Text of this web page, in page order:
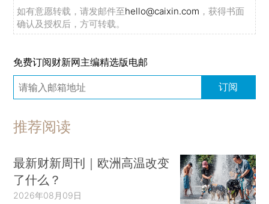
如有意愿转载，请发邮件至hello@caixin.com ，获得书面
确认及授权后，方可转载。
免费订阅财新网主编精选版电邮
订阅
推荐阅读
最新财新周刊｜欧洲高温改变
了什么？
2026年08月09日